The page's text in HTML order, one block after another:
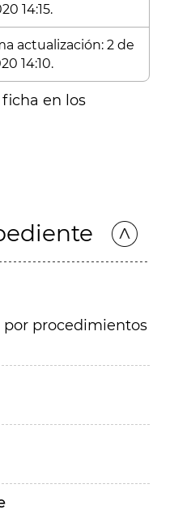
14:15.
actualización: 2 de
14:10.
en los
procedimientos